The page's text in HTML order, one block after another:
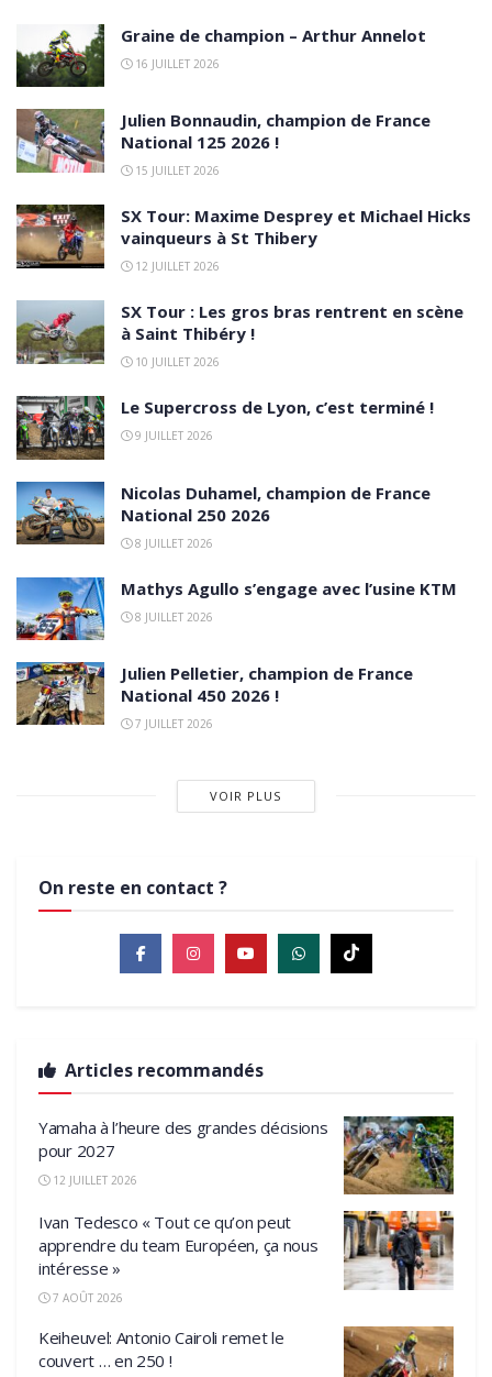
Graine de champion – Arthur Annelot
16 JUILLET 2026
Julien Bonnaudin, champion de France
National 125 2026 !
15 JUILLET 2026
SX Tour: Maxime Desprey et Michael Hicks
vainqueurs à St Thibery
12 JUILLET 2026
SX Tour : Les gros bras rentrent en scène
à Saint Thibéry !
10 JUILLET 2026
Le Supercross de Lyon, c’est terminé !
9 JUILLET 2026
Nicolas Duhamel, champion de France
National 250 2026
8 JUILLET 2026
Mathys Agullo s’engage avec l’usine KTM
8 JUILLET 2026
Julien Pelletier, champion de France
National 450 2026 !
7 JUILLET 2026
VOIR PLUS
On reste en contact ?
Articles recommandés
Yamaha à l’heure des grandes décisions
pour 2027
12 JUILLET 2026
Ivan Tedesco « Tout ce qu’on peut
apprendre du team Européen, ça nous
intéresse »
7 AOÛT 2026
Keiheuvel: Antonio Cairoli remet le
couvert … en 250 !